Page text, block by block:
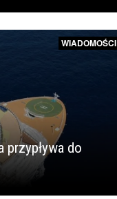
WIADOMOŚCI
przypływa do